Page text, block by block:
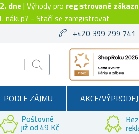
dne | Výhody pro registrované
nákup? - Stačí se zaregistrovat
+420 399 299 741
PODLE ZÁJMU AKCE/VÝPRODEJ
Poštovné
již od 49 Kč